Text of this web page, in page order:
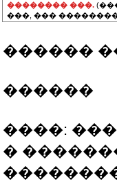
�������� ���.
���, ���
������
������
����:
�